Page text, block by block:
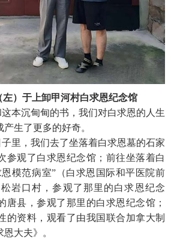
）于上卸甲河村白求恩纪念馆
本沉甸甸的书，我们对白求恩的人生
产生了更多的好奇。
里，我们去了坐落着白求恩墓的石家
参观了白求恩纪念馆；前往坐落着白
模范病室”（白求恩国际和平医院前
岩口村，参观了那里的白求恩纪念
唐县，参观了那里的白求恩纪念馆；
的资料，观看了由我国联合加拿大制
恩大夫》。